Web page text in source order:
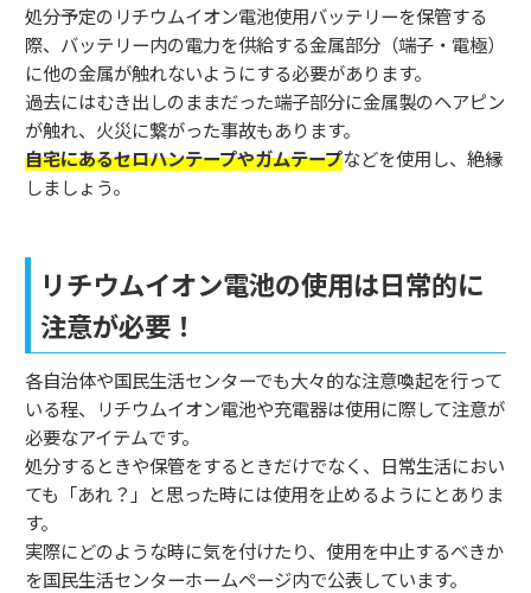
処分予定のリチウムイオン電池使用バッテリーを保管する
際、バッテリー内の電力を供給する金属部分（端子・電極）
に他の金属が触れないようにする必要があります。
過去にはむき出しのままだった端子部分に金属製のヘアピン
が触れ、火災に繋がった事故もあります。
自宅にあるセロハンテープやガムテープなどを使用し、絶縁
しましょう。
リチウムイオン電池の使用は日常的に
注意が必要！
各自治体や国民生活センターでも大々的な注意喚起を行って
いる程、リチウムイオン電池や充電器は使用に際して注意が
必要なアイテムです。
処分するときや保管をするときだけでなく、日常生活におい
ても「あれ？」と思った時には使用を止めるようにとありま
す。
実際にどのような時に気を付けたり、使用を中止するべきか
を国民生活センターホームページ内で公表しています。